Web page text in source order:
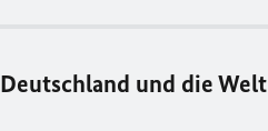
Deutschland und die Welt